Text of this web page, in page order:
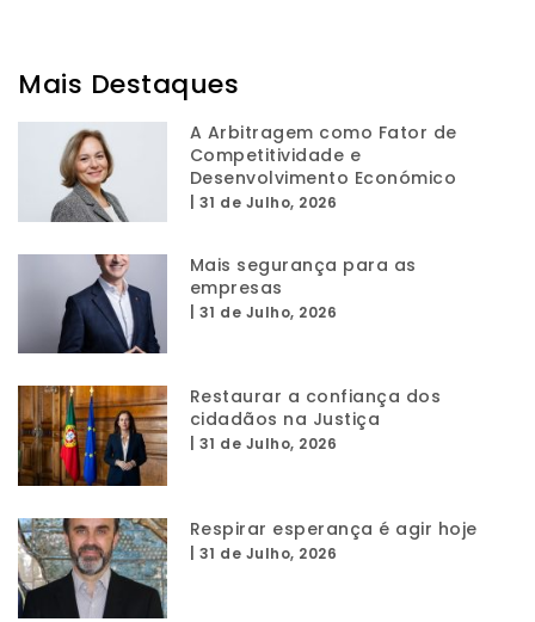
Mais Destaques
A Arbitragem como Fator de
Competitividade e
Desenvolvimento Económico
31 de Julho, 2026
Mais segurança para as
empresas
31 de Julho, 2026
Restaurar a confiança dos
cidadãos na Justiça
31 de Julho, 2026
Respirar esperança é agir hoje
31 de Julho, 2026